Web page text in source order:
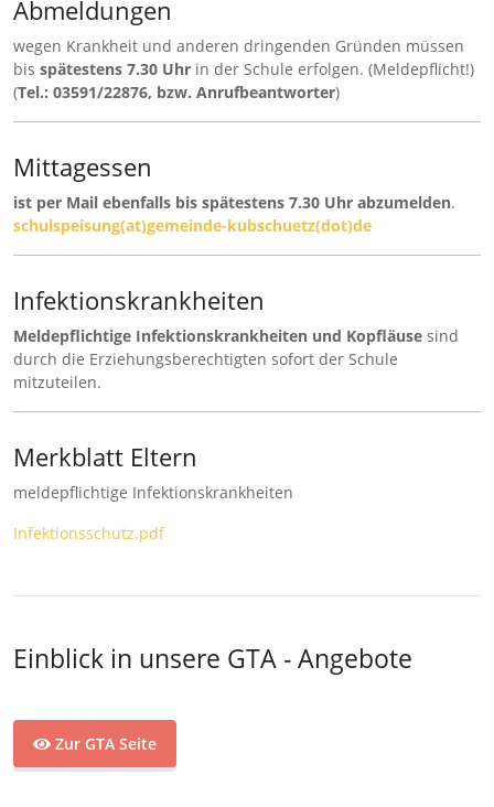
Abmeldungen
wegen Krankheit und anderen dringenden Gründen müssen
bis spätestens 7.30 Uhr in der Schule erfolgen. (Meldepflicht!)
(Tel.: 03591/22876, bzw. Anrufbeantworter)
Mittagessen
ist per Mail ebenfalls bis spätestens 7.30 Uhr abzumelden.
schulspeisung(at)gemeinde-kubschuetz(dot)de
Infektionskrankheiten
Meldepflichtige Infektionskrankheiten und Kopfläuse sind
durch die Erziehungsberechtigten sofort der Schule
mitzuteilen.
Merkblatt Eltern
meldepflichtige Infektionskrankheiten
Infektionsschutz.pdf
Einblick in unsere GTA - Angebote
Zur GTA Seite